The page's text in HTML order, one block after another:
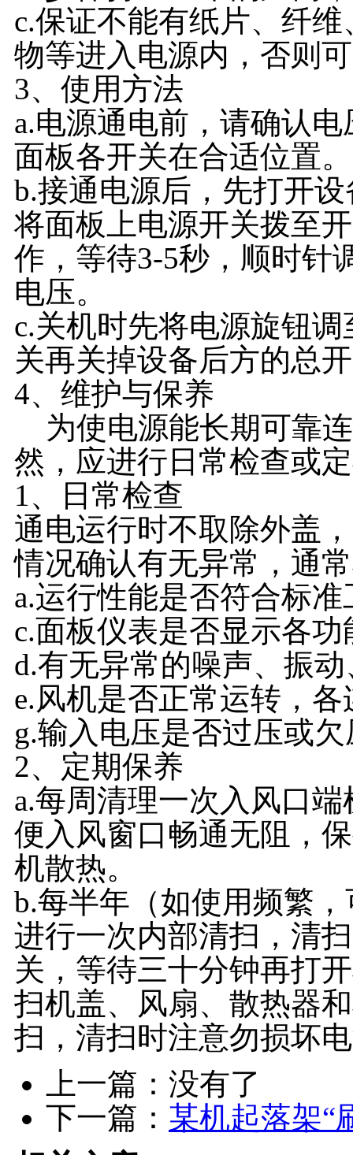
c.保证不能有纸片、纤
物等进入电源内，否则
3、使用方法
a.电源通电前，请确认
面板各开关在合适位置。
b.接通电源后，先打开
将面板上电源开关拨至
作，等待3-5秒，顺时针
电压。
c.关机时先将电源旋钮
关再关掉设备后方的总
4、维护与保养
为使电源能长期可靠
然，应进行日常检查或
1、日常检查
通电运行时不取除外盖
情况确认有无异常，通
a.运行性能是否符合标
c.面板仪表是否显示各
d.有无异常的噪声、振
e.风机是否正常运转，
g.输入电压是否过压或欠
2、定期保养
a.每周清理一次入风口
便入风窗口畅通无阻，
机散热。
b.每半年（如使用频繁
进行一次内部清扫，清
关，等待三十分钟再打
扫机盖、风扇、散热器
扫，清扫时注意勿损坏
上一篇：没有了
下一篇： 某机起落架“